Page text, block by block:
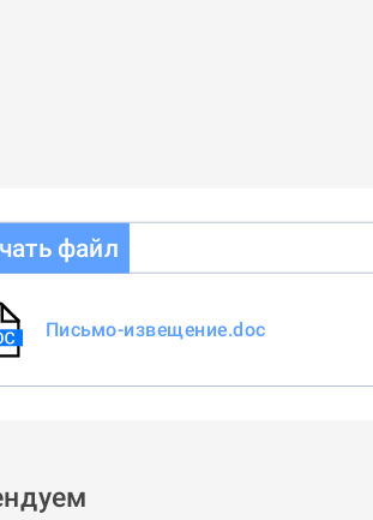
файл
Письмо-извещение.doc